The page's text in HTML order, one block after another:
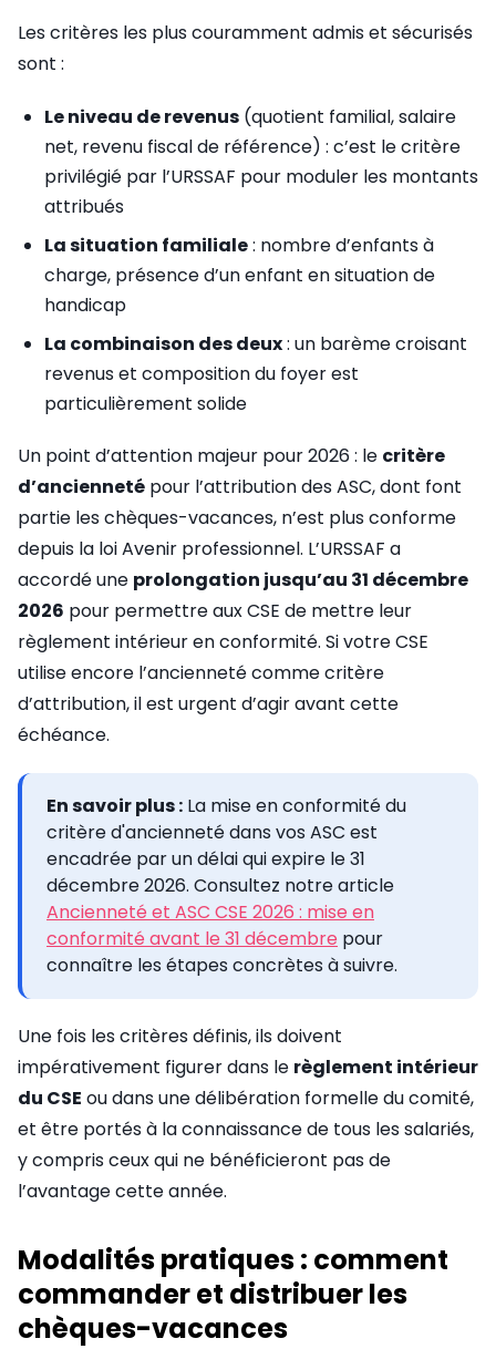
Les critères les plus couramment admis et sécurisés
sont :
Le niveau de revenus (quotient familial, salaire
net, revenu fiscal de référence) : c’est le critère
privilégié par l’URSSAF pour moduler les montants
attribués
La situation familiale: nombre d’enfants à
charge, présence d’un enfant en situation de
handicap
La combinaison des deux: un barème croisant
revenus et composition du foyer est
particulièrement solide
Un point d’attention majeur pour 2026 : le critère
d’ancienneté pour l’attribution des ASC, dont font
partie les chèques-vacances, n’est plus conforme
depuis la loi Avenir professionnel. L’URSSAF a
accordé une prolongation jusqu’au 31 décembre
2026 pour permettre aux CSE de mettre leur
règlement intérieur en conformité. Si votre CSE
utilise encore l’ancienneté comme critère
d’attribution, il est urgent d’agir avant cette
échéance.
En savoir plus : La mise en conformité du
critère d'ancienneté dans vos ASC est
encadrée par un délai qui expire le 31
décembre 2026. Consultez notre article
Ancienneté et ASC CSE 2026 : mise en
conformité avant le 31 décembre pour
connaître les étapes concrètes à suivre.
Une fois les critères définis, ils doivent
impérativement figurer dans le règlement intérieur
du CSE ou dans une délibération formelle du comité,
et être portés à la connaissance de tous les salariés,
y compris ceux qui ne bénéficieront pas de
l’avantage cette année.
Modalités pratiques : comment
commander et distribuer les
chèques-vacances